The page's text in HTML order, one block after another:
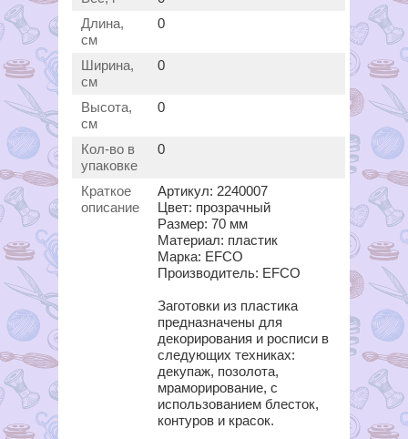
Длина,
см
0
Ширина,
см
0
Высота,
см
0
Кол-во в
упаковке
0
Краткое
описание
Артикул: 2240007
Цвет: прозрачный
Размер: 70 мм
Материал: пластик
Марка: EFCO
Производитель: EFCO
Заготовки из пластика
предназначены для
декорирования и росписи в
следующих техниках:
декупаж, позолота,
мраморирование, с
использованием блесток,
контуров и красок.